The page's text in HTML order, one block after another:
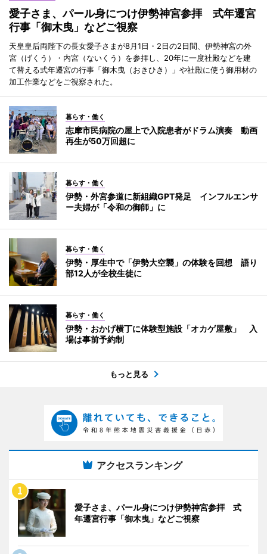
愛子さま、パール身につけ伊勢神宮参拝 式年遷宮
行事「御木曳」などご視察
天皇皇后両陛下の長女愛子さまが8月1日・2日の2日間、伊勢神宮の外
宮（げくう）・内宮（ないくう）を参拝し、20年に一度社殿などを建
て替える式年遷宮の行事「御木曳（おきひき）」や社殿に使う御用材の
加工作業などをご視察された。
暮らす・働く
志摩市民病院の屋上で入院患者がドラム演奏 動画
再生が50万回超に
暮らす・働く
伊勢・外宮参道に新組織GPT発足 インフルエンサ
ー夫婦が「令和の御師」に
暮らす・働く
伊勢・厚生中で「伊勢大空襲」の体験を回想 語り
部12人が全校生徒に
暮らす・働く
伊勢・おかげ横丁に体験型施設「オカゲ屋敷」 入
場は事前予約制
もっと見る
アクセスランキング
愛子さま、パール身につけ伊勢神宮参拝 式
年遷宮行事「御木曳」などご視察